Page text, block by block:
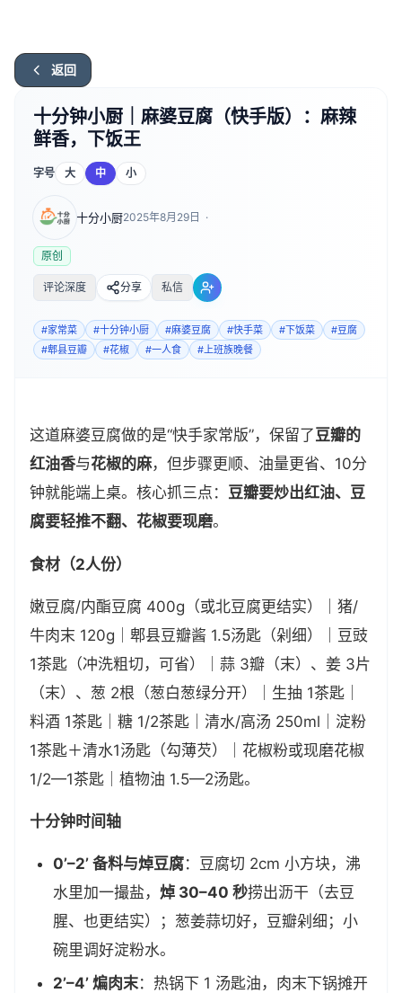
返回
十分钟小厨｜麻婆豆腐（快手版）：麻辣
鲜香，下饭王
字号 大 中 小
十分小厨2025年8月29日 ·
原创
评论深度 分享 私信
#家常菜 #十分钟小厨 #麻婆豆腐 #快手菜 #下饭菜 #豆腐
#郫县豆瓣 #花椒 #一人食 #上班族晚餐
这道麻婆豆腐做的是“快手家常版”，保留了豆瓣的
红油香与花椒的麻，但步骤更顺、油量更省、10分
钟就能端上桌。核心抓三点： 豆瓣要炒出红油、豆
腐要轻推不翻、花椒要现磨。
食材（2人份）
嫩豆腐/内酯豆腐 400g（或北豆腐更结实）｜猪/
牛肉末 120g｜郫县豆瓣酱 1.5汤匙（剁细）｜豆豉
1茶匙（冲洗粗切，可省）｜蒜 3瓣（末）、姜 3片
（末）、葱 2根（葱白葱绿分开）｜生抽 1茶匙｜
料酒 1茶匙｜糖 1/2茶匙｜清水/高汤 250ml｜淀粉
1茶匙＋清水1汤匙（勾薄芡）｜花椒粉或现磨花椒
1/2—1茶匙｜植物油 1.5—2汤匙。
十分钟时间轴
0’–2’ 备料与焯豆腐：豆腐切 2cm 小方块，沸
水里加一撮盐， 焯 30–40 秒捞出沥干（去豆
腥、也更结实）；葱姜蒜切好，豆瓣剁细；小
碗里调好淀粉水。
2’–4’ 煸肉末：热锅下 1 汤匙油，肉末下锅摊开